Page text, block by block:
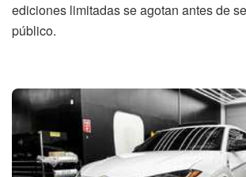
ediciones limitadas se agotan antes de
público.